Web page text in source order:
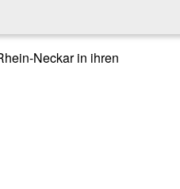
Neckar in ihren